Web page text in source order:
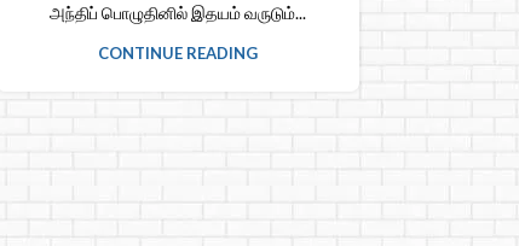
அந்திப் பொழுதினில் இதயம் வருடும்...
CONTINUE READING